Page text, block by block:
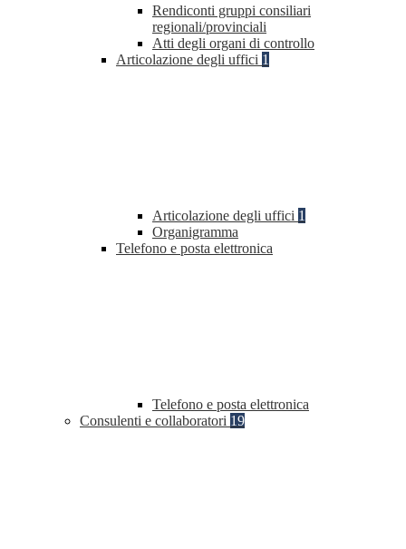
Rendiconti gruppi consiliari
regionali/provinciali
Atti degli organi di controllo
Articolazione degli uffici 1
Articolazione degli uffici 1
Organigramma
Telefono e posta elettronica
Telefono e posta elettronica
Consulenti e collaboratori 19